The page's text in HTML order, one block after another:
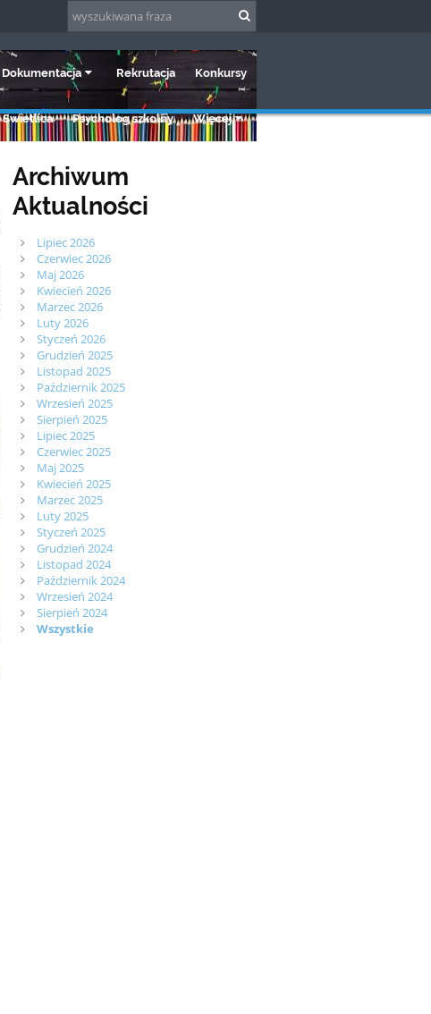
Dokumentacja Rekrutacja Konkursy
Świetlica Psycholog szkolny Więcej
Archiwum
Aktualności
Lipiec 2026
Czerwiec 2026
Maj 2026
Kwiecień 2026
Marzec 2026
Luty 2026
Styczeń 2026
Grudzień 2025
Listopad 2025
Październik 2025
Wrzesień 2025
Sierpień 2025
Lipiec 2025
Czerwiec 2025
Maj 2025
Kwiecień 2025
Marzec 2025
Luty 2025
Styczeń 2025
Grudzień 2024
Listopad 2024
Październik 2024
Wrzesień 2024
Sierpień 2024
Wszystkie